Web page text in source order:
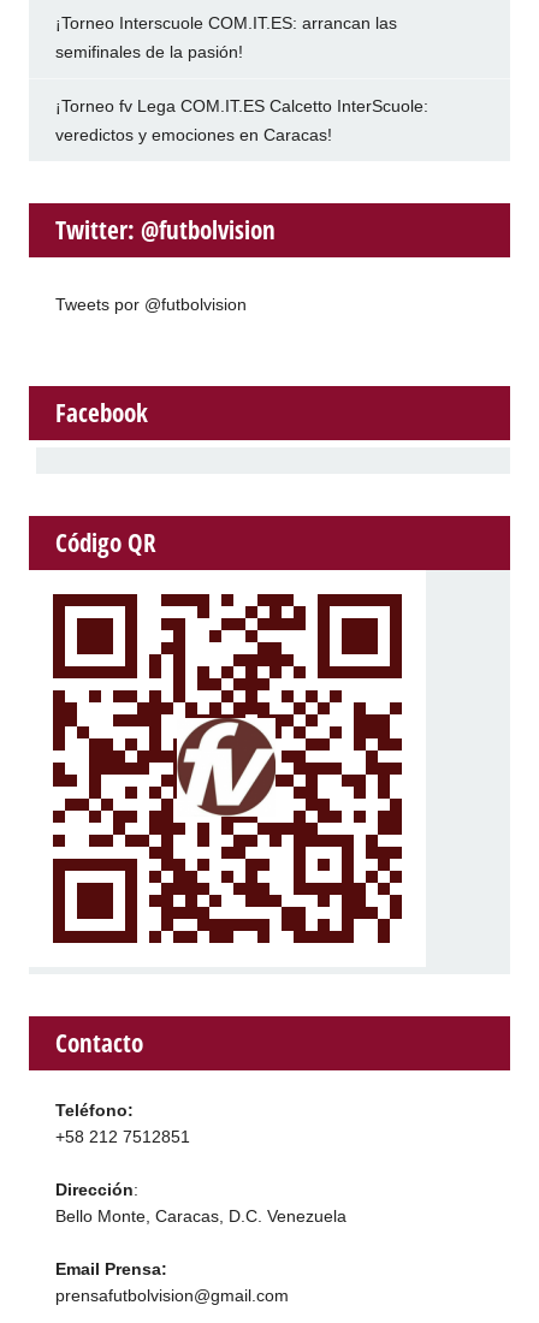
¡Torneo Interscuole COM.IT.ES: arrancan las
semifinales de la pasión!
¡Torneo fv Lega COM.IT.ES Calcetto InterScuole:
veredictos y emociones en Caracas!
Twitter: @futbolvision
Tweets por @futbolvision
Facebook
Código QR
Contacto
Teléfono:
+58 212 7512851
Dirección:
Bello Monte, Caracas, D.C. Venezuela
Email Prensa:
prensafutbolvision@gmail.com